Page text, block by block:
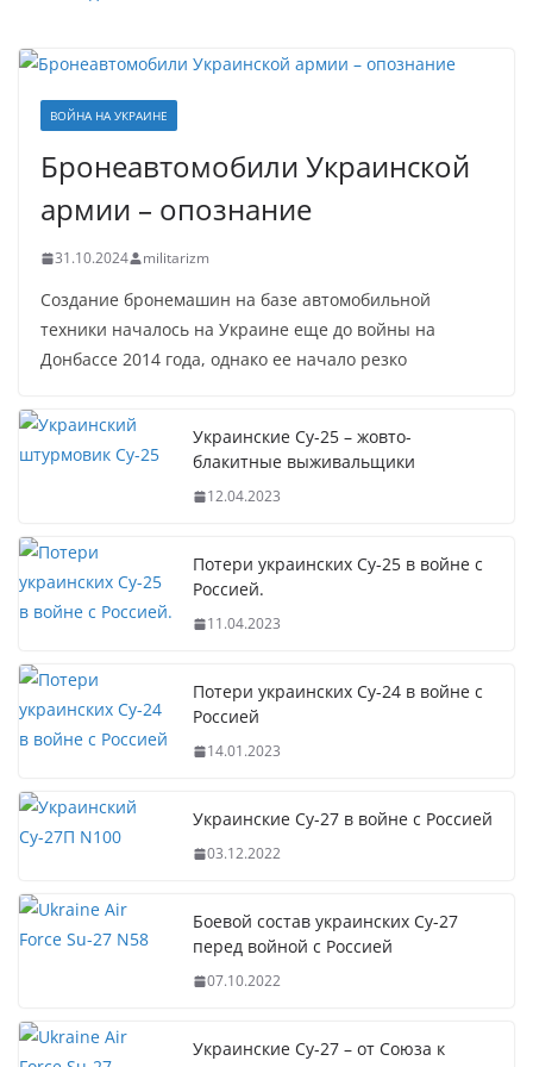
ВОЙНА НА УКРАИНЕ
Бронеавтомобили Украинской
армии – опознание
31.10.2024 militarizm
Создание бронемашин на базе автомобильной
техники началось на Украине еще до войны на
Донбассе 2014 года, однако ее начало резко
Украинские Су-25 – жовто-
блакитные выживальщики
12.04.2023
Потери украинских Су-25 в войне с
Россией.
11.04.2023
Потери украинских Су-24 в войне с
Россией
14.01.2023
Украинские Су-27 в войне с Россией
03.12.2022
Боевой состав украинских Су-27
перед войной с Россией
07.10.2022
Украинские Су-27 – от Союза к